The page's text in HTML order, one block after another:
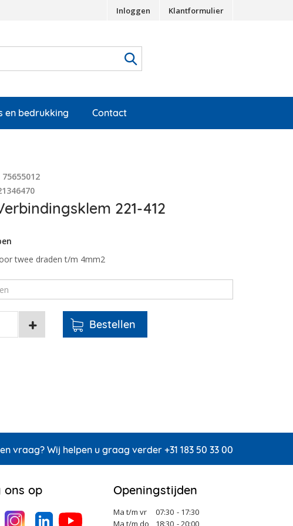
Inloggen Klantformulier
en bedrukking Contact
75655012
221-412
twee draden t/m 4mm2
vraag? Wij helpen u graag verder +31 183 50 33 00
ons op Openingstijden
Ma t/m vr 07:30 - 17:30
Ma t/m do
18:30 - 20:00